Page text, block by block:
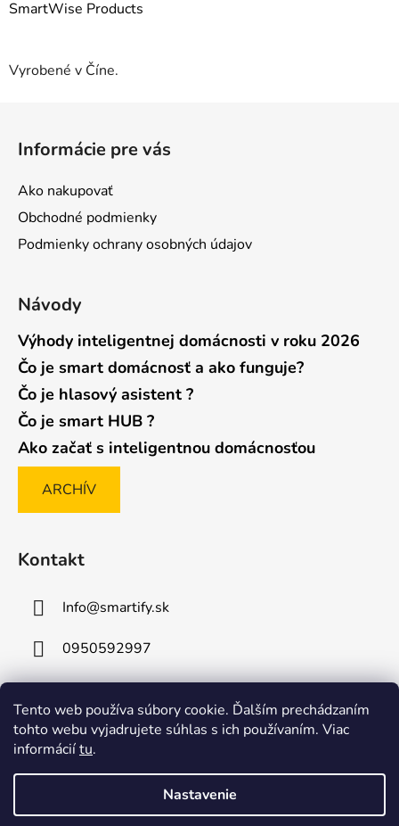
Tento web používa súbory cookie. Ďalším prechádzaním
tohto webu vyjadrujete súhlas s ich používaním. Viac
informáciítu.
Nastavenie
SmartWise Products
Vyrobené v Číne.
Informácie pre vás
Ako nakupovať
Obchodné podmienky
Podmienky ochrany osobných údajov
Návody
Výhody inteligentnej domácnosti v roku 2026
Čo je smart domácnosť a ako funguje?
Čo je hlasový asistent ?
Čo je smart HUB ?
Ako začať s inteligentnou domácnosťou
ARCHÍV
Kontakt
Info@smartify.sk
0950592997
Posledné hodnotenie produktov
Hodnotenie produktu je 5 z 5 hviezdičiek.